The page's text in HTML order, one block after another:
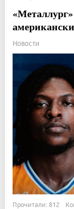
Новости
Прочитали: 812